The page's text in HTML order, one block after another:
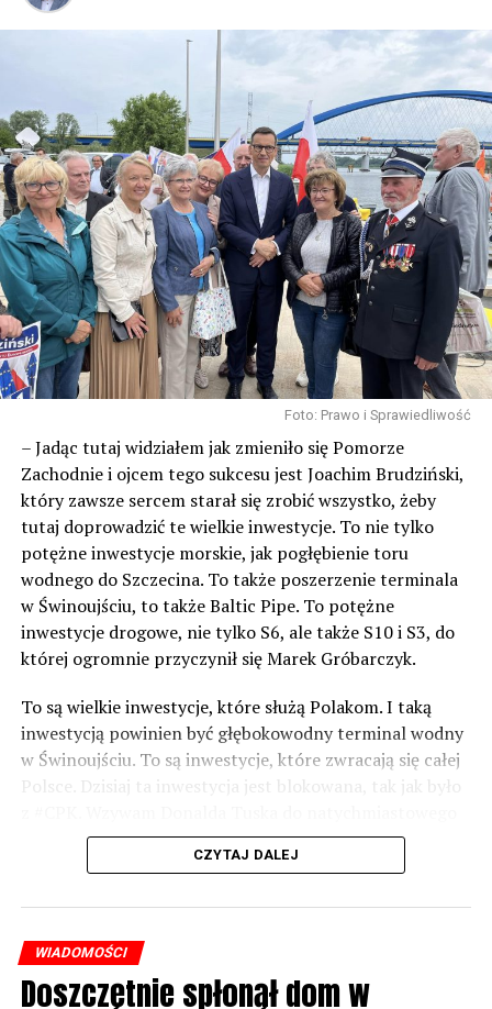
Foto: Prawo i Sprawiedliwość
– Jadąc tutaj widziałem jak zmieniło się Pomorze
Zachodnie i ojcem tego sukcesu jest Joachim Brudziński,
który zawsze sercem starał się zrobić wszystko, żeby
tutaj doprowadzić te wielkie inwestycje. To nie tylko
potężne inwestycje morskie, jak pogłębienie toru
wodnego do Szczecina. To także poszerzenie terminala
w Świnoujściu, to także Baltic Pipe. To potężne
inwestycje drogowe, nie tylko S6, ale także S10 i S3, do
której ogromnie przyczynił się Marek Gróbarczyk.
To są wielkie inwestycje, które służą Polakom. I taką
inwestycją powinien być głębokowodny terminal wodny
w Świnoujściu. To są inwestycje, które zwracają się całej
Polsce. Dzisiaj ta inwestycja jest blokowana, tak jak było
odblokowania CPK.
wykorzystać wspaniały potencjał Zachodniego Pomorza,
o którym śp. Lech Kaczyński powiedział, że jest naszą
racją stanu. Warto zagłosować na kandydatów PiS 9
czerwca, bo w Europarlamencie będą toczyły się
CZYTAJ DALEJ
WIADOMOŚCI
Doszczętnie spłonął dom w